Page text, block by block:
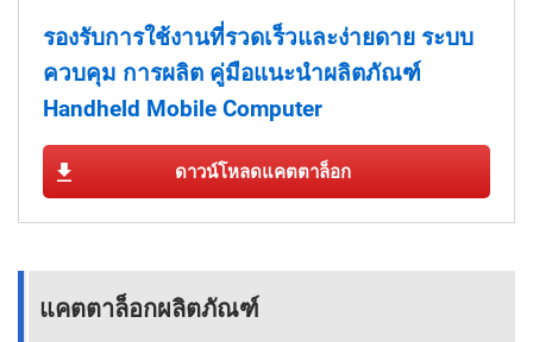
รองรับการใช้งานที่รวดเร็วและง่ายดาย ระบบ
ควบคุม การผลิต คู่มือแนะนำผลิตภัณฑ์
Handheld Mobile Computer
ดาวน์โหลดแคตตาล็อก
แคตตาล็อกผลิตภัณฑ์